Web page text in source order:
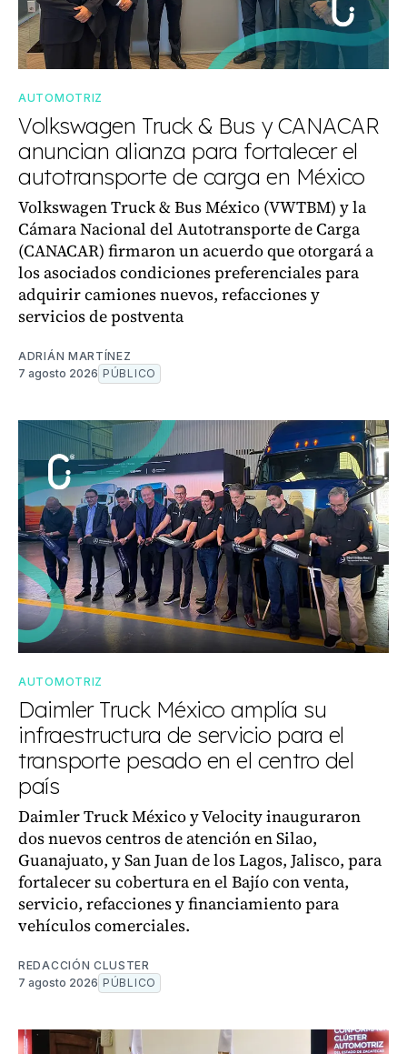
AUTOMOTRIZ
Volkswagen Truck & Bus y CANACAR
anuncian alianza para fortalecer el
autotransporte de carga en México
Volkswagen Truck & Bus México (VWTBM) y la
Cámara Nacional del Autotransporte de Carga
(CANACAR) firmaron un acuerdo que otorgará a
los asociados condiciones preferenciales para
adquirir camiones nuevos, refacciones y
servicios de postventa
ADRIÁN MARTÍNEZ
7 agosto 2026 PÚBLICO
AUTOMOTRIZ
Daimler Truck México amplía su
infraestructura de servicio para el
transporte pesado en el centro del
país
Daimler Truck México y Velocity inauguraron
dos nuevos centros de atención en Silao,
Guanajuato, y San Juan de los Lagos, Jalisco, para
fortalecer su cobertura en el Bajío con venta,
servicio, refacciones y financiamiento para
vehículos comerciales.
REDACCIÓN CLUSTER
7 agosto 2026 PÚBLICO